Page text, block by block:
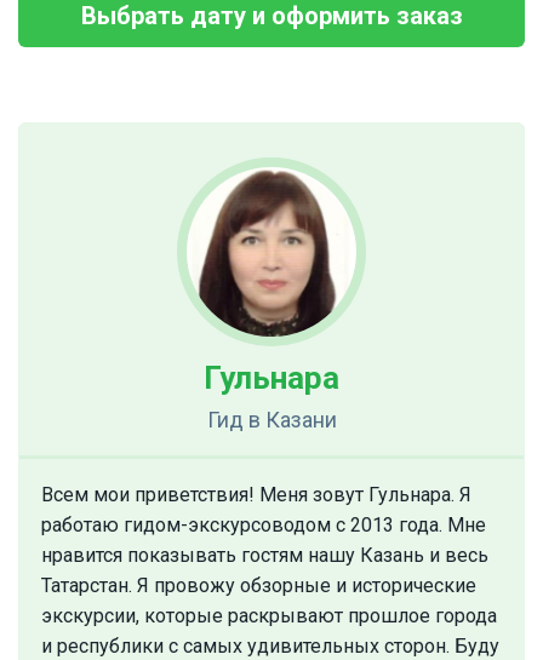
Выбрать дату и оформить заказ
Гульнара
Гид в Казани
Всем мои приветствия! Меня зовут Гульнара. Я
работаю гидом-экскурсоводом с 2013 года. Мне
нравится показывать гостям нашу Казань и весь
Татарстан. Я провожу обзорные и исторические
экскурсии, которые раскрывают прошлое города
и республики с самых удивительных сторон. Буду